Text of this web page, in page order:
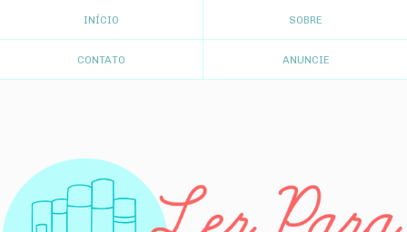
INÍCIO SOBRE
CONTATO ANUNCIE